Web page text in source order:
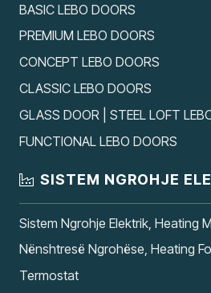
BASIC LEBO DOORS
PREMIUM LEBO DOORS
CONCEPT LEBO DOORS
CLASSIC LEBO DOORS
GLASS DOOR | STEEL LOFT
FUNCTIONAL LEBO DOORS
SISTEM NGROHJE
Sistem Ngrohje Elektrik, Heating
Nënshtresë Ngrohëse, Heating
Termostat